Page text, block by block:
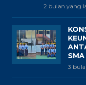
2 bulan yang
3